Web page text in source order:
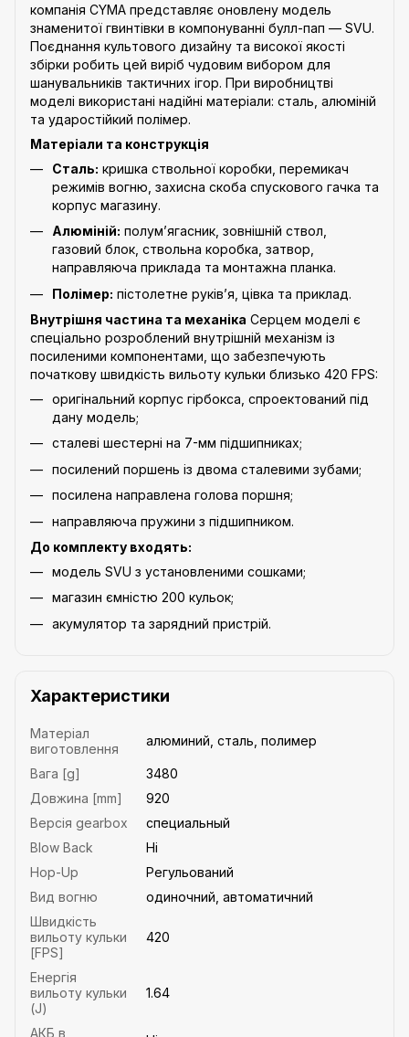
компанія CYMA представляє оновлену модель
знаменитої гвинтівки в компонуванні булл-пап — SVU.
Поєднання культового дизайну та високої якості
збірки робить цей виріб чудовим вибором для
шанувальників тактичних ігор. При виробництві
моделі використані надійні матеріали: сталь, алюміній
та ударостійкий полімер.
Матеріали та конструкція
Сталь: кришка ствольної коробки, перемикач
режимів вогню, захисна скоба спускового гачка та
корпус магазину.
Алюміній: полум’ягасник, зовнішній ствол,
газовий блок, ствольна коробка, затвор,
направляюча приклада та монтажна планка.
Полімер: пістолетне руків’я, цівка та приклад.
Внутрішня частина та механіка Серцем моделі є
спеціально розроблений внутрішній механізм із
посиленими компонентами, що забезпечують
початкову швидкість вильоту кульки близько 420 FPS:
оригінальний корпус гірбокса, спроектований під
дану модель;
сталеві шестерні на 7-мм підшипниках;
посилений поршень із двома сталевими зубами;
посилена направлена голова поршня;
направляюча пружини з підшипником.
До комплекту входять:
модель SVU з установленими сошками;
магазин ємністю 200 кульок;
акумулятор та зарядний пристрій.
Характеристики
Матеріал
виготовлення
алюминий, сталь, полимер
Вага [g]
3480
Довжина [mm]
920
Версія gearbox
специальный
Blow Back
Ні
Hop-Up
Регульований
Вид вогню
одиночний, автоматичний
Швидкість
вильоту кульки
[FPS]
420
Енергія
вильоту кульки
(J)
1.64
АКБ в